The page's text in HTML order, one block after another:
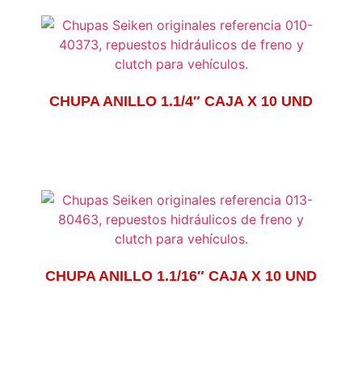
CHUPA ANILLO 1.1/4″ CAJA X 10 UND
CHUPA ANILLO 1.1/16″ CAJA X 10 UND